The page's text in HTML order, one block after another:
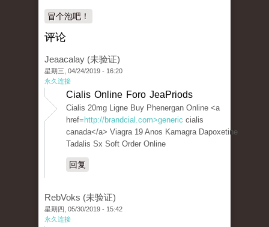
冒个泡吧！
评论
Jeaacalay (未验证)
星期三, 04/24/2019 - 16:20
永久连接
Cialis Online Foro JeaPriods
Cialis 20mg Ligne Buy Phenergan Online <a
href= http://brandcial.com>generic cialis
canada</a> Viagra 19 Anos Kamagra Dapoxetine
Tadalis Sx Soft Order Online
回复
RebVoks (未验证)
星期四, 05/30/2019 - 15:42
永久连接